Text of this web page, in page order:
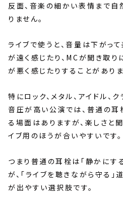
反面、音楽の細かい表情まで
りません。
ライブで使うと、音量は下がっ
が遠く感じたり、MCが聞き取り
が悪く感じたりすることがありま
特にロック、メタル、アイドル、
音圧が高い公演では、普通の耳
る場面はありますが、楽しさと
イブ用のほうが合いやすいです。
つまり普通の耳栓は「静かにす
が、「ライブを聴きながら守る
が出やすい選択肢です。